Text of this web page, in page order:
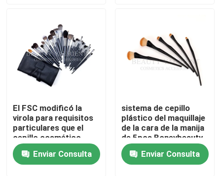
Viaje de la fábrica
Control de calidad
Éntrenos en contacto con
VR Show
Sistema de cepillo del maquillaje de la cara
El FSC modificó la
virola para requisitos
particulares que el
cepillo cosmético
profesional fijó el
sistema de cepillos
negro del maquillaje
Enviar Consulta
sistema de cepillo
plástico del maquillaje
de la cara de la manija
de 5pcs Boneybeauty
Bac Long Lasting anti
Enviar Consulta